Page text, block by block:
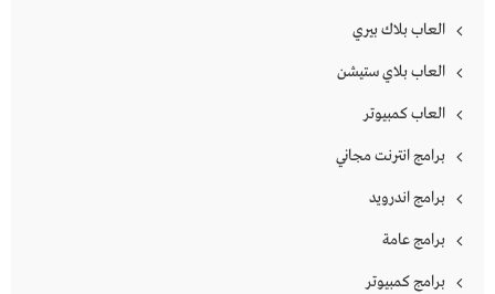
العاب بلاك بيري
العاب بلاي ستيشن
العاب كمبيوتر
برامج انترنت مجاني
برامج اندرويد
برامج عامة
برامج كمبيوتر